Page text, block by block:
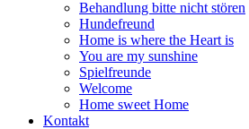
Behandlung bitte nicht stören
Hundefreund
Home is where the Heart is
You are my sunshine
Spielfreunde
Welcome
Home sweet Home
Kontakt